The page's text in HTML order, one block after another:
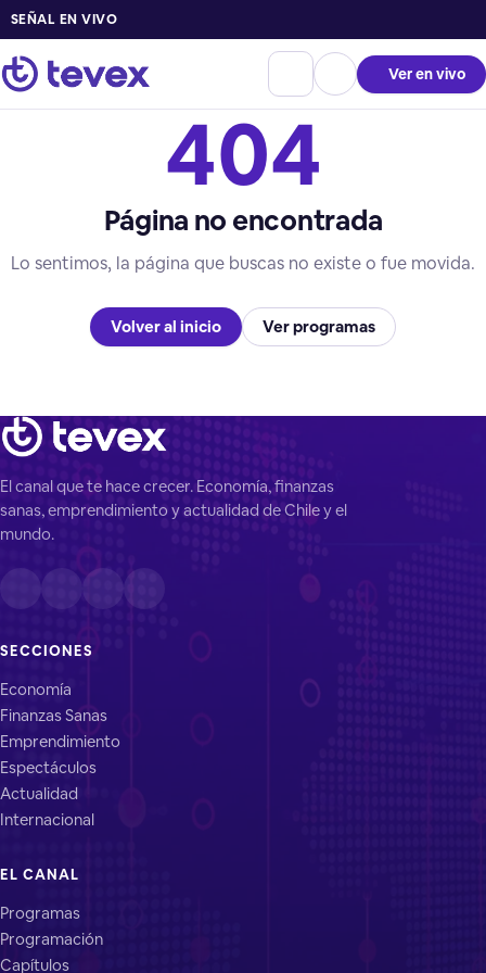
SEÑAL EN VIVO
Ver en vivo
404
Página no encontrada
Lo sentimos, la página que buscas no existe o fue movida.
Volver al inicio Ver programas
El canal que te hace crecer. Economía, finanzas
sanas, emprendimiento y actualidad de Chile y el
mundo.
SECCIONES
Economía
Finanzas Sanas
Emprendimiento
Espectáculos
Actualidad
Internacional
EL CANAL
Programas
Programación
Capítulos